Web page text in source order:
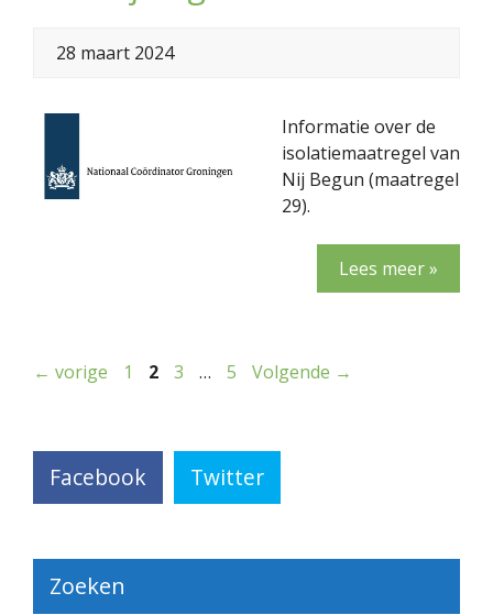
28 maart 2024
Informatie over de
isolatiemaatregel van
Nij Begun (maatregel
29).
Lees meer »
← vorige Pagina
1 Pagina
2 Pagina
3 … Pagina
5 Volgende →
Facebook Twitter
Zoeken